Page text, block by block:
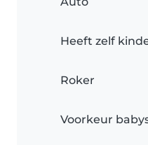
Heeft zelf
Roker
Voorkeur